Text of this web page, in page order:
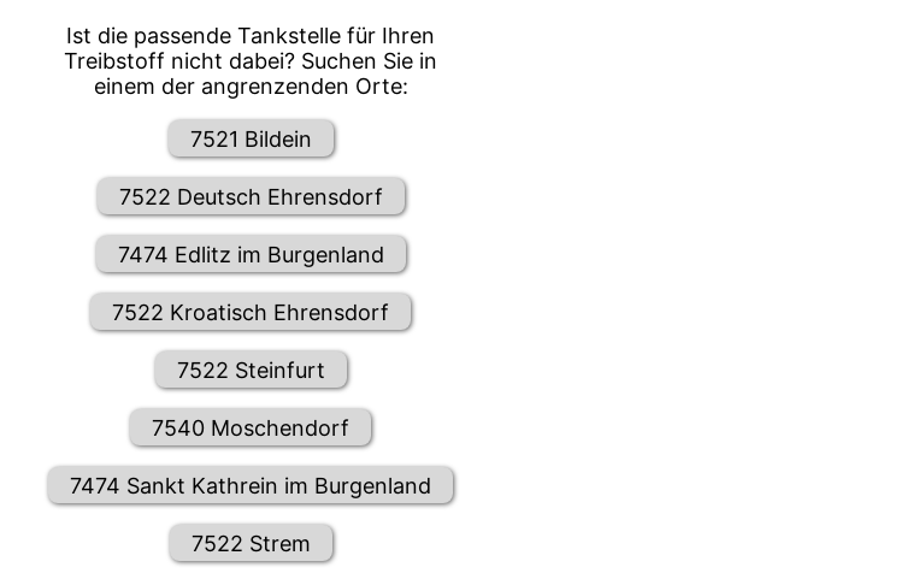
Ist die passende Tankstelle für Ihren
Treibstoff nicht dabei? Suchen Sie in
einem der angrenzenden Orte:
7521 Bildein
7522 Deutsch Ehrensdorf
7474 Edlitz im Burgenland
7522 Kroatisch Ehrensdorf
7522 Steinfurt
7540 Moschendorf
7474 Sankt Kathrein im Burgenland
7522 Strem